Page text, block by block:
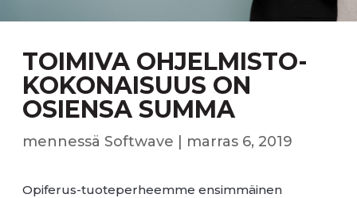
TOIMIVA OHJELMISTO­
KOKONAISUUS ON
OSIENSA SUMMA
mennessä Softwave marras 6, 2019
Opiferus-tuoteperheemme ensimmäinen